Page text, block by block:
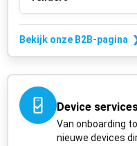
Bekijk onze B2B-pagina
Device
Van onboarding
nieuwe devices